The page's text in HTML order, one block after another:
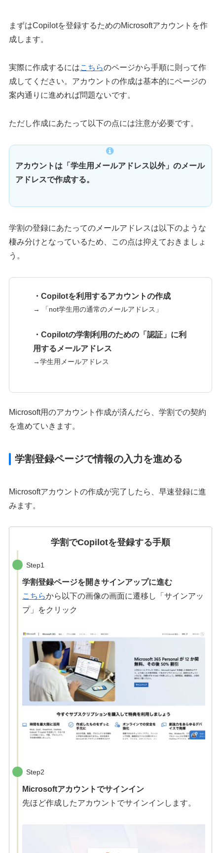
まずはCopilotを登録するためのMicrosoftアカウントを作
成します。
実際に作成するにはこちらのページから手順に則って作
成してください。アカウントの作成は基本的にページの
案内通りに進めれば問題ないです。
ただし作成にあたって以下の点には注意が必要です。
アカウントは「学生用メールアドレス以外」のメール
アドレスで作成する。
学割の登録にあたってのメールアドレスは以下のような
棲み分けとなっているため、この点は抑えておきましょ
う。
・Copilotを利用するアカウントの作成
→ 「not学生用の通常のメールアドレス」
・Copilotの学割利用のための「認証」に利
用するメールアドレス
→学生用メールアドレス
Microsoft用のアカウント作成が済んだら、学割での契約
を進めていきます。
学割登録ページで情報の入力を進める
Microsoftアカウントの作成が完了したら、早速登録に進
みます。
学割でCopilotを登録する手順
Step1
学割登録ページを開きサインアップに進む
こちらから以下の画像の画面に遷移し「サインアッ
プ」をクリック
Step2
Microsoftアカウントでサインイン
先ほど作成したアカウントでサインインします。